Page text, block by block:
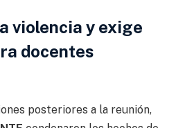
violencia y exige
docentes
posteriores a la reunión,